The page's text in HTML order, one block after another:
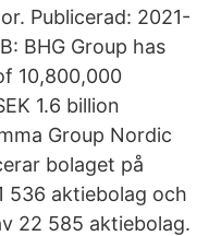
Publicerad: 2021-
BHG Group has
10,800,000
1.6 billion
Group Nordic
bolaget på
536 aktiebolag och
22 585 aktiebolag.